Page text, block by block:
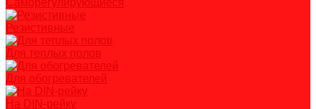
Саморегулирующиеся
Резистивные
Для теплых полов
Для обогревателей
На DIN-рейку